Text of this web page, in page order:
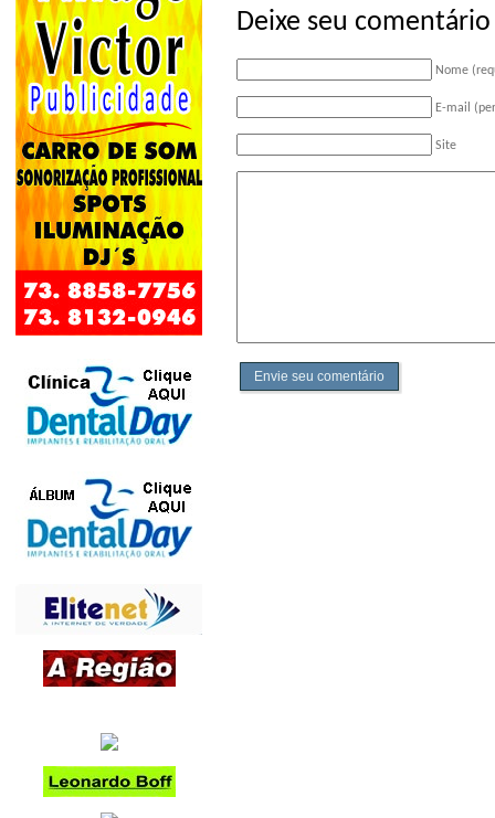
Deixe seu comentário
Nome
E-mail
Site
Envie seu comentário